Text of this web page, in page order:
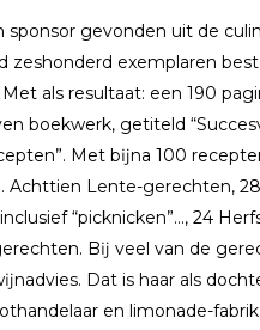
sponsor gevonden uit de
zeshonderd exemplaren
als resultaat: een 190
boekwerk, getiteld
Met bĳna 100
Achttien Lente-gerechten,
“picknicken”…, 24
Bĳ veel van de
Dat is haar als
en limonade-